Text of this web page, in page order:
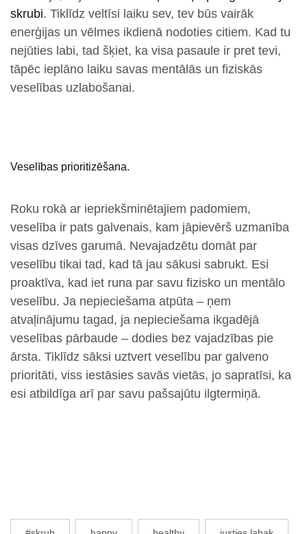
skrubi. Tiklīdz veltīsi laiku sev, tev būs vairāk
enerģijas un vēlmes ikdienā nodoties citiem. Kad tu
nejūties labi, tad šķiet, ka visa pasaule ir pret tevi,
tāpēc ieplāno laiku savas mentālās un fiziskās
veselības uzlabošanai.
Veselības prioritizēšana.
Roku rokā ar iepriekšminētajiem padomiem,
veselība ir pats galvenais, kam jāpievērš uzmanība
visas dzīves garumā. Nevajadzētu domāt par
veselību tikai tad, kad tā jau sākusi sabrukt. Esi
proaktīva, kad iet runa par savu fizisko un mentālo
veselību. Ja nepieciešama atpūta – ņem
atvaļinājumu tagad, ja nepieciešama ikgadējā
veselības pārbaude – dodies bez vajadzības pie
ārsta. Tiklīdz sāksi uztvert veselību par galveno
prioritāti, viss iestāsies savās vietās, jo sapratīsi, ka
esi atbildīga arī par savu pašsajūtu ilgtermiņā.